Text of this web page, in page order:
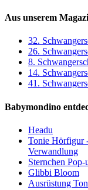
Aus unserem
32.
26.
8.
14.
41.
Babymondino
Headu
Tonie Hörfigur
Verwandlung
Sternchen
Glibbi Bloom
Ausrüstung